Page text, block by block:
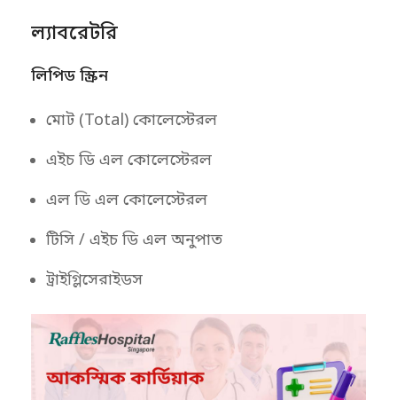
ল্যাবরেটরি
লিপিড স্ক্রিন
মোট (Total) কোলেস্টেরল
এইচ ডি এল কোলেস্টেরল
এল ডি এল কোলেস্টেরল
টিসি / এইচ ডি এল অনুপাত
ট্রাইগ্লিসেরাইডস